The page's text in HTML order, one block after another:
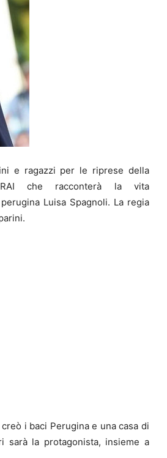
e ragazzi per le riprese della
che racconterà la vita
Luisa Spagnoli. La regia
i baci Perugina e una casa di
sarà la protagonista, insieme a